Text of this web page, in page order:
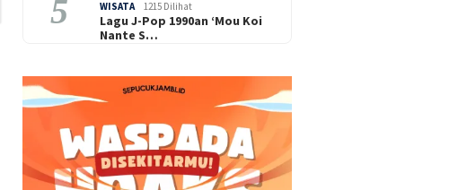
5
WISATA
1215 Dilihat
Lagu J-Pop 1990an ‘Mou Koi
Nante S…